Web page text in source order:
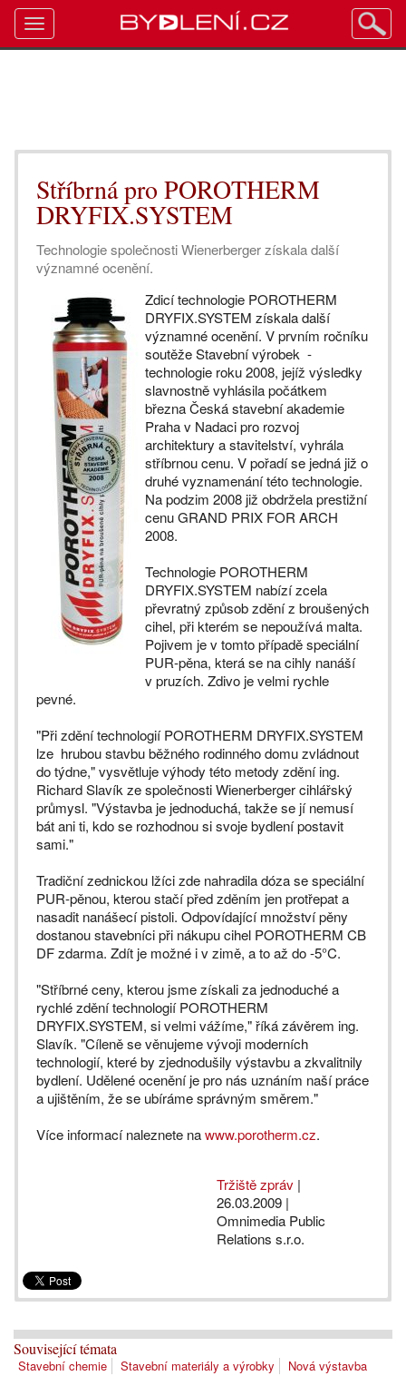
Stříbrná pro POROTHERM
DRYFIX.SYSTEM
Technologie společnosti Wienerberger získala další
významné ocenění.
Zdicí technologie POROTHERM
DRYFIX.SYSTEM získala další
významné ocenění. V prvním ročníku
soutěže Stavební výrobek -
technologie roku 2008, jejíž výsledky
slavnostně vyhlásila počátkem
března Česká stavební akademie
Praha v Nadaci pro rozvoj
architektury a stavitelství, vyhrála
stříbrnou cenu. V pořadí se jedná již o
druhé vyznamenání této technologie.
Na podzim 2008 již obdržela prestižní
cenu GRAND PRIX FOR ARCH
2008.
Technologie POROTHERM
DRYFIX.SYSTEM nabízí zcela
převratný způsob zdění z broušených
cihel, při kterém se nepoužívá malta.
Pojivem je v tomto případě speciální
PUR-pěna, která se na cihly nanáší
v pruzích. Zdivo je velmi rychle
pevné.
"Při zdění technologií POROTHERM DRYFIX.SYSTEM
lze hrubou stavbu běžného rodinného domu zvládnout
do týdne," vysvětluje výhody této metody zdění ing.
Richard Slavík ze společnosti Wienerberger cihlářský
průmysl. "Výstavba je jednoduchá, takže se jí nemusí
bát ani ti, kdo se rozhodnou si svoje bydlení postavit
sami."
Tradiční zednickou lžíci zde nahradila dóza se speciální
PUR-pěnou, kterou stačí před zděním jen protřepat a
nasadit nanášecí pistoli. Odpovídající množství pěny
dostanou stavebníci při nákupu cihel POROTHERM CB
DF zdarma. Zdít je možné i v zimě, a to až do -5°C.
"Stříbrné ceny, kterou jsme získali za jednoduché a
rychlé zdění technologií POROTHERM
DRYFIX.SYSTEM, si velmi vážíme," říká závěrem ing.
Slavík. "Cíleně se věnujeme vývoji moderních
technologií, které by zjednodušily výstavbu a zkvalitnily
bydlení. Udělené ocenění je pro nás uznáním naší práce
a ujištěním, že se ubíráme správným směrem."
Více informací naleznete nawww.porotherm.cz.
Tržiště zpráv |
26.03.2009 |
Omnimedia Public
Relations s.r.o.
Související témata
Stavební chemie Stavební materiály a výrobky Nová výstavba
Toggle
navigation